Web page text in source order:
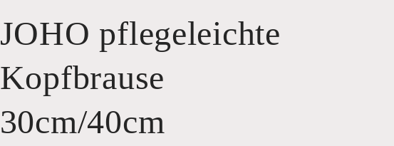
JOHO pflegeleichte
Kopfbrause
30cm/40cm